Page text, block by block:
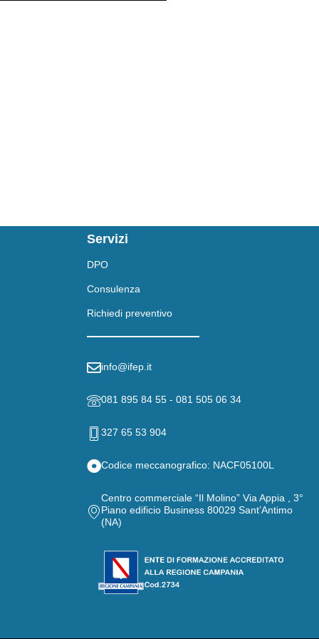
Servizi
DPO
Consulenza
Richiedi preventivo
info@ifep.it
081 895 84 55 - 081 505 06 34
327 65 53 904
Codice meccanografico: NACF05100L
Centro commerciale “Il Molino” Via Appia , 3°
Piano edificio Business 80029 Sant’Antimo
(NA)